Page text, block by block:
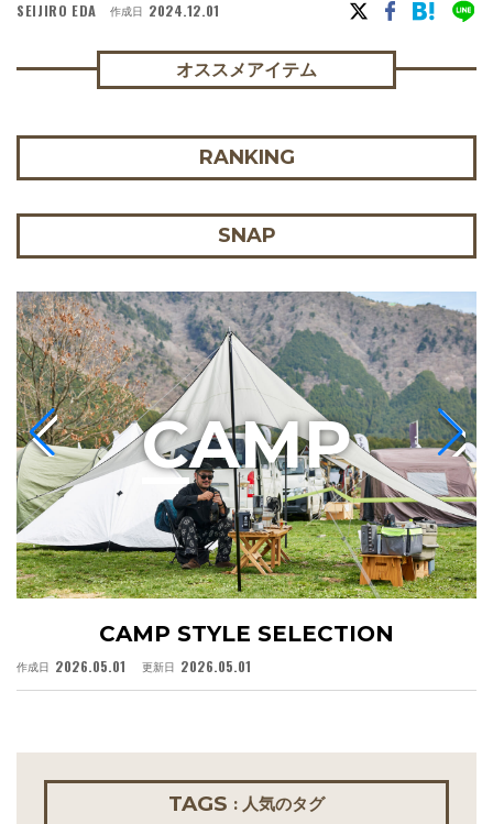
SEIJIRO EDA 作成日 2024.12.01
オススメアイテム
RANKING
SNAP
CAMP STYLE SELECTION
作成日 2026.05.01 更新日 2026.05.01
CAMP
TAGS : 人気のタグ